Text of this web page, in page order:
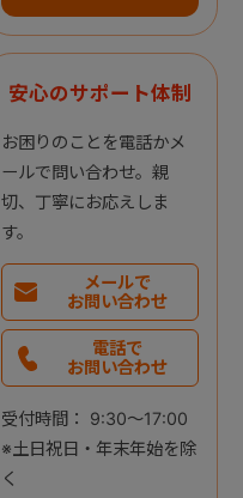
安心のサポート体制
お困りのことを電話かメ
ールで問い合わせ。親
切、丁寧にお応えしま
す。
メールで
お問い合わせ
電話で
お問い合わせ
受付時間： 9:30～17:00
※土日祝日・年末年始を除
く